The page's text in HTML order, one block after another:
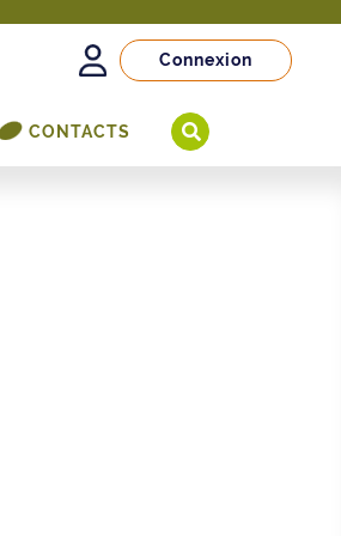
Connexion
CONTACTS